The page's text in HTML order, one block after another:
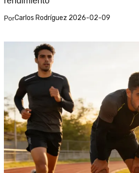
PorCarlos Rodríguez 2026-02-09